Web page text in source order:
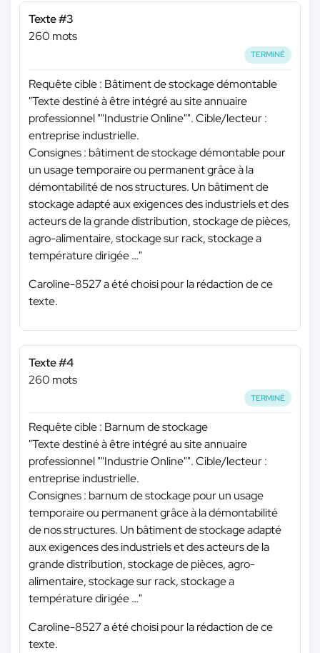
Texte #3
260 mots
TERMINÉ
Requête cible : Bâtiment de stockage démontable
"Texte destiné à être intégré au site annuaire
professionnel ""Industrie Online"". Cible/lecteur :
entreprise industrielle.
Consignes : bâtiment de stockage démontable pour
un usage temporaire ou permanent grâce à la
démontabilité de nos structures. Un bâtiment de
stockage adapté aux exigences des industriels et des
acteurs de la grande distribution, stockage de pièces,
agro-alimentaire, stockage sur rack, stockage a
température dirigée …"
Caroline-8527 a été choisi pour la rédaction de ce
texte.
Texte #4
260 mots
TERMINÉ
Requête cible : Barnum de stockage
"Texte destiné à être intégré au site annuaire
professionnel ""Industrie Online"". Cible/lecteur :
entreprise industrielle.
Consignes : barnum de stockage pour un usage
temporaire ou permanent grâce à la démontabilité
de nos structures. Un bâtiment de stockage adapté
aux exigences des industriels et des acteurs de la
grande distribution, stockage de pièces, agro-
alimentaire, stockage sur rack, stockage a
température dirigée …"
Caroline-8527 a été choisi pour la rédaction de ce
texte.